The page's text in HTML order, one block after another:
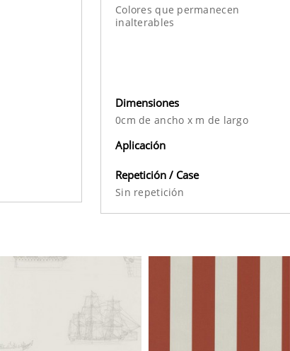
Colores que permanecen
inalterables
Dimensiones
0cm de ancho x m de largo
Aplicación
Repetición / Case
Sin repetición